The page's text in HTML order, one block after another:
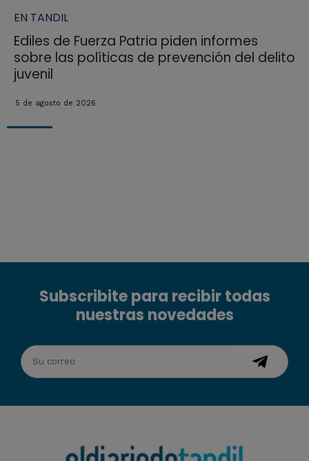
EN TANDIL
Ediles de Fuerza Patria piden informes
sobre las políticas de prevención del delito
juvenil
5 de agosto de 2026
Subscribite para recibir todas
nuestras novedades